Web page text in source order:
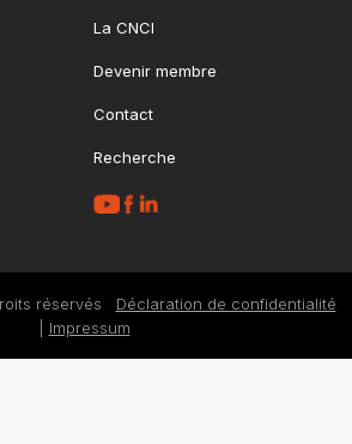
La CNCI
Devenir membre
Contact
Recherche
réservés Déclaration de confidentialité
Impressum